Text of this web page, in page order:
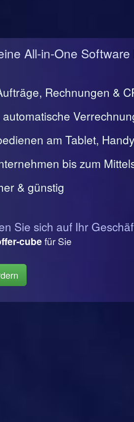
All-in-One
Rechnungen &
am Tablet,
bis zum
& günstig
Sie sich auf Ihr
cube für Sie